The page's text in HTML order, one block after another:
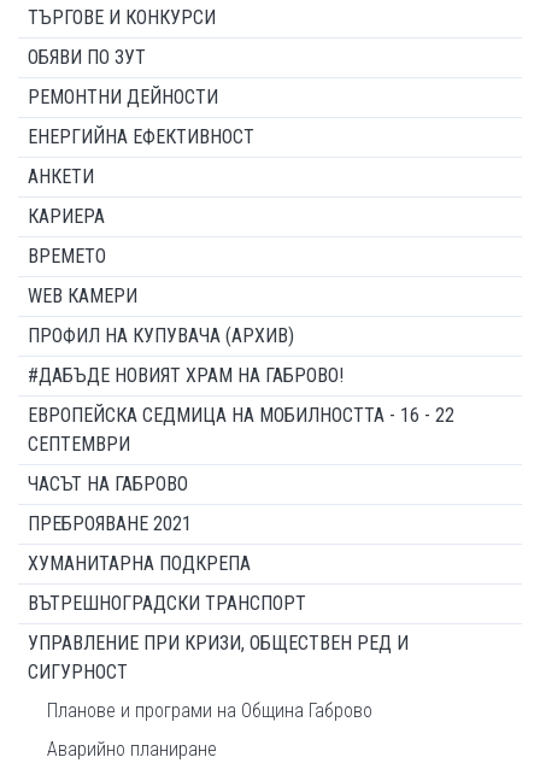
ТЪРГОВЕ И КОНКУРСИ
ОБЯВИ ПО ЗУТ
РЕМОНТНИ ДЕЙНОСТИ
ЕНЕРГИЙНА ЕФЕКТИВНОСТ
АНКЕТИ
КАРИЕРА
ВРЕМЕТО
WEB КАМЕРИ
ПРОФИЛ НА КУПУВАЧА (АРХИВ)
#ДАБЪДЕ НОВИЯТ ХРАМ НА ГАБРОВО!
ЕВРОПЕЙСКА СЕДМИЦА НА МОБИЛНОСТТА - 16 - 22
СЕПТЕМВРИ
ЧАСЪТ НА ГАБРОВО
ПРЕБРОЯВАНЕ 2021
ХУМАНИТАРНА ПОДКРЕПА
ВЪТРЕШНОГРАДСКИ ТРАНСПОРТ
УПРАВЛЕНИЕ ПРИ КРИЗИ, ОБЩЕСТВЕН РЕД И
СИГУРНОСТ
Планове и програми на Община Габрово
Аварийно планиране